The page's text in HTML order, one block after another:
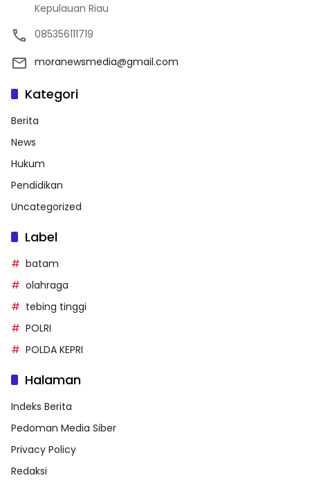
Kepulauan Riau
085356111719
moranewsmedia@gmail.com
Kategori
Berita
News
Hukum
Pendidikan
Uncategorized
Label
batam
olahraga
tebing tinggi
POLRI
POLDA KEPRI
Halaman
Indeks Berita
Pedoman Media Siber
Privacy Policy
Redaksi